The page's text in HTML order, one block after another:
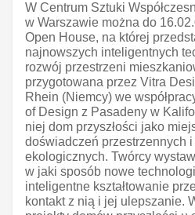
W Centrum Sztuki
w Warszawie można do
Open House, na której
najnowszych inteligentnych
rozwój przestrzeni
przygotowana przez Vitra
Rhein (Niemcy) we
of Design z Pasadeny w
niej dom przyszłości jako
doświadczeń przestrzennych
ekologicznych. Twórcy
w jaki sposób nowe
inteligentne kształtowanie
kontakt z nią i jej ulepszanie.